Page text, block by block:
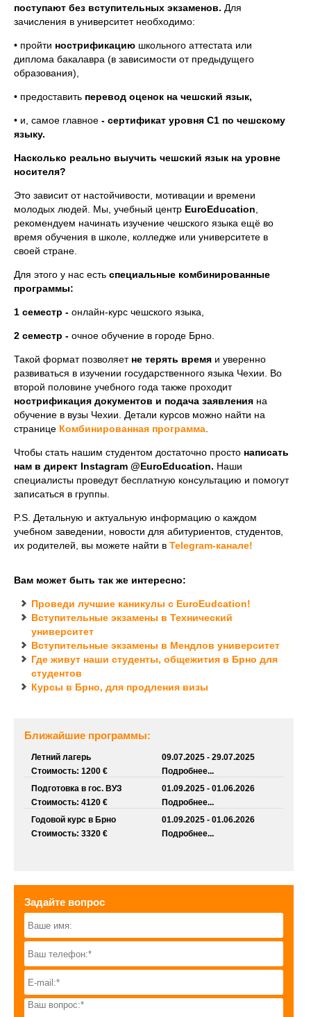
поступают без вступительных экзаменов. Для
зачисления в университет необходимо:
• пройти нострификацию школьного аттестата или
диплома бакалавра (в зависимости от предыдущего
образования),
• предоставить перевод оценок на чешский язык,
• и, самое главное - сертификат уровня C1 по чешскому
языку.
Насколько реально выучить чешский язык на уровне
носителя?
Это зависит от настойчивости, мотивации и времени
молодых людей. Мы, учебный центр EuroEducation
рекомендуем начинать изучение чешского языка ещё во
время обучения в школе, колледже или университете в
своей стране.
Для этого у нас есть специальные комбинированные
программы:
1 семестр - онлайн-курс чешского языка,
2 семестр - очное обучение в городе Брно.
Такой формат позволяет не терять время и уверенно
развиваться в изучении государственного языка Чехии. Во
второй половине учебного года также проходит
нострификация документов и подача заявления на
обучение в вузы Чехии. Детали курсов можно найти на
странице Комбинированная программа
Чтобы стать нашим студентом достаточно просто написать
нам в директ Instagram @EuroEducation. Наши
специалисты проведут бесплатную консультацию и помогут
записаться в группы.
P.S. Детальную и актуальную информацию о каждом
учебном заведении, новости для абитуриентов, студентов,
их родителей, вы можете найти в Telegram-канале!
Вам может быть так же интересно:
Проведи лучшие каникулы с EuroEudcation!
Вступительные экзамены в Технический
университет
Вступительные экзамены в Мендлов университет
Где живут наши студенты, общежития в Брно для
студентов
Курсы в Брно, для продления визы
Ближайшие программы:
Летний лагерь
Стоимость: 1200 €
09.07.2025 - 29.07.2025
Подробнее...
Подготовка в гос. ВУЗ
Стоимость: 4120 €
01.09.2025 - 01.06.2026
Подробнее...
Годовой курс в Брно
Стоимость: 3320 €
01.09.2025 - 01.06.2026
Подробнее...
Задайте вопрос